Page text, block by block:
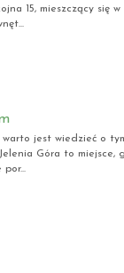
15, mieszczący się
jest wiedzieć o
Góra to miejsce,